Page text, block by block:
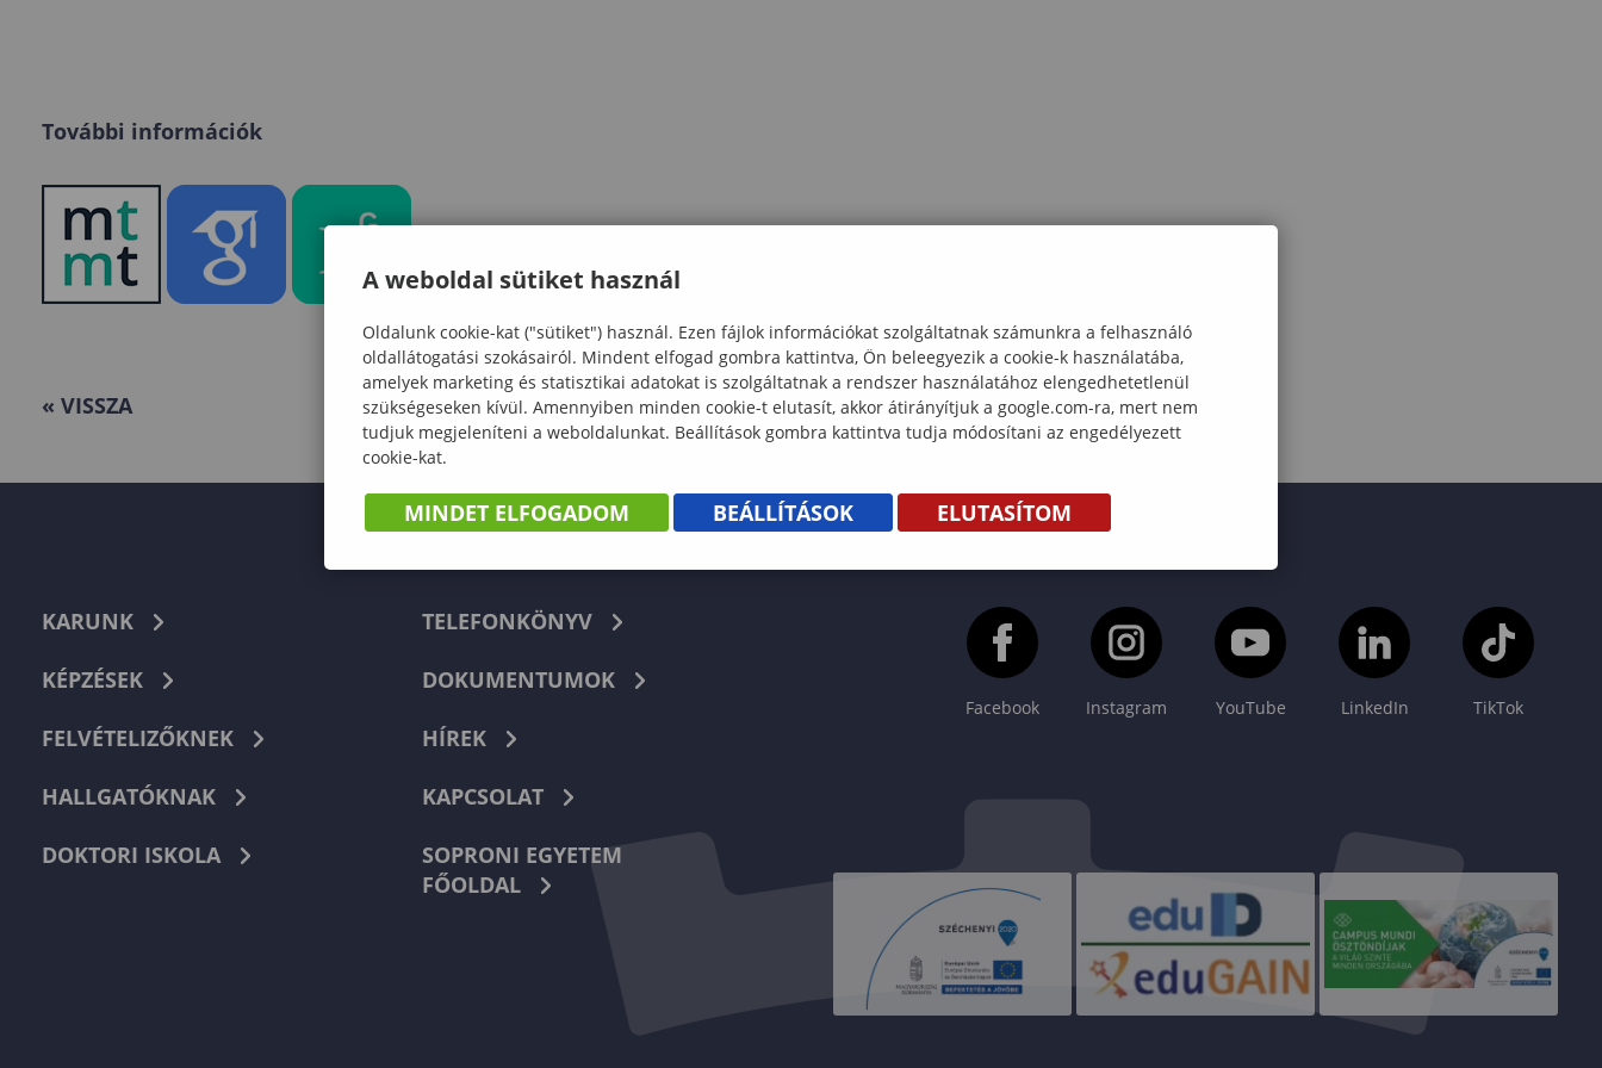
További információk
« VISSZA
KARUNK
KÉPZÉSEK
FELVÉTELIZŐKNEK
HALLGATÓKNAK
DOKTORI ISKOLA
TELEFONKÖNYV
DOKUMENTUMOK
HÍREK
KAPCSOLAT
SOPRONI EGYETEM
FŐOLDAL
Facebook Instagram YouTube LinkedIn TikTok
A weboldal sütiket használ
Oldalunk cookie-kat ("sütiket") használ. Ezen fájlok információkat szolgáltatnak számunkra a felhasználó
oldallátogatási szokásairól. Mindent elfogad gombra kattintva, Ön beleegyezik a cookie-k használatába,
amelyek marketing és statisztikai adatokat is szolgáltatnak a rendszer használatához elengedhetetlenül
szükségeseken kívül. Amennyiben minden cookie-t elutasít, akkor átirányítjuk a google.com-ra, mert nem
tudjuk megjeleníteni a weboldalunkat. Beállítások gombra kattintva tudja módosítani az engedélyezett
cookie-kat.
MINDET ELFOGADOM BEÁLLÍTÁSOK ELUTASÍTOM